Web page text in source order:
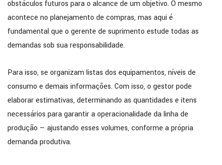
obstáculos futuros para o alcance de um objetivo. O mesmo
acontece no planejamento de compras, mas aqui é
fundamental que o gerente de suprimento estude todas as
demandas sob sua responsabilidade.
Para isso, se organizam listas dos equipamentos, níveis de
consumo e demais informações. Com isso, o gestor pode
elaborar estimativas, determinando as quantidades e itens
necessários para garantir a operacionalidade da linha de
produção — ajustando esses volumes, conforme a própria
demanda produtiva.